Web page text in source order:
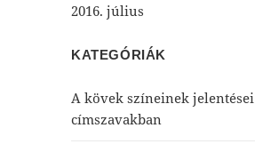
2016. július
KATEGÓRIÁK
A kövek színeinek jelentései
címszavakban